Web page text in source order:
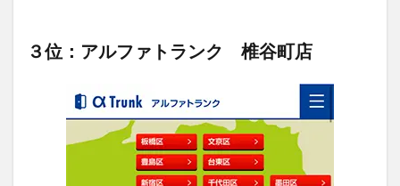
３位：アルファトランク 椎谷町店